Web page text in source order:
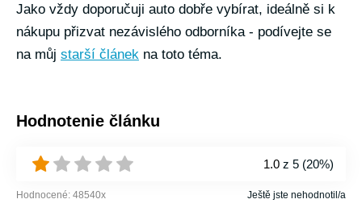
Jako vždy doporučuji auto dobře vybírat, ideálně si k
nákupu přizvat nezávislého odborníka - podívejte se
na můj starší článek na toto téma.
Hodnotenie článku
1.0 z 5 (20%)
Hodnocené: 48540x Ještě jste nehodnotil/a